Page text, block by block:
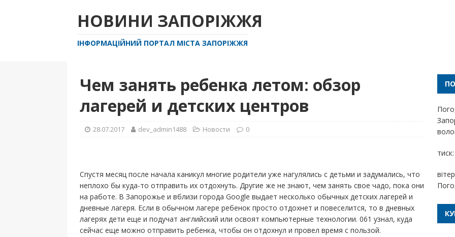
НОВИНИ ЗАПОРІЖЖЯ
ІНФОРМАЦІЙНИЙ ПОРТАЛ МІСТА ЗАПОРІЖЖЯ
Чем занять ребенка летом: обзор
лагерей и детских центров
28.07.2017 dev_admin1488 Новости 0
Спустя месяц после начала каникул многие родители уже нагулялись с детьми и задумались, что
неплохо бы куда-то отправить их отдохнуть. Другие же не знают, чем занять свое чадо, пока они
на работе. В Запорожье и вблизи города Google выдает несколько обычных детских лагерей и
дневные лагеря. Если в обычном лагере ребенок просто отдохнет и повеселится, то в дневных
лагерях дети еще и подучат английский или освоят компьютерные технологии. 061 узнал, куда
сейчас еще можно отправить ребенка, чтобы он отдохнул и провел время с пользой.
тиск: